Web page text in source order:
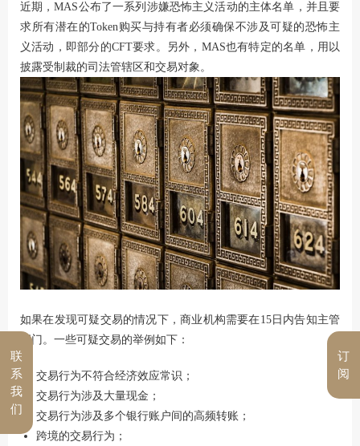
近期，MAS公布了一系列涉嫌恐怖主义活动的主体名单，并且要
求所有潜在的Token购买与持有者必须确保不涉及可疑的恐怖主
义活动，即部分的CFT要求。另外，MAS也有特定的名单，用以
披露受制裁的司法管辖区和交易对象。
如果在发现可疑交易的情况下，商业机构需要在15日内告知主管
部门。一些可疑交易的举例如下：
交易行为不符合经济效应常识；
交易行为涉及大量现金；
交易行为涉及多个银行账户间的高频转账；
跨境的交易行为；
订
阅
联
系
我
们